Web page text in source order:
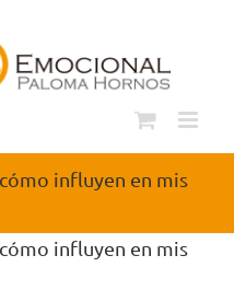
influyen en mis
influyen en mis